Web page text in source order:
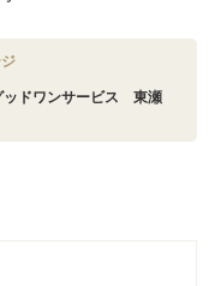
ッドワンサービス 東瀬